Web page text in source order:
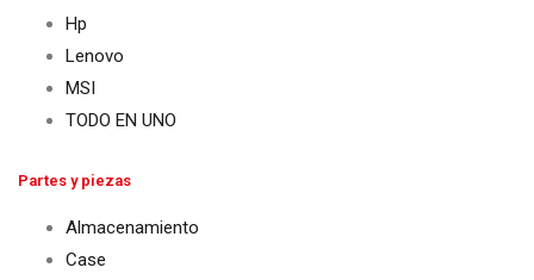
Hp
Lenovo
MSI
TODO EN UNO
Partes y piezas
Almacenamiento
Case